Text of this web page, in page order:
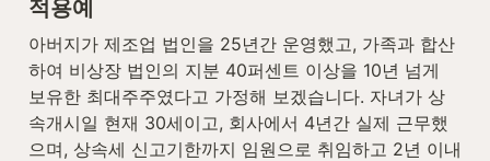
적용예
아버지가 제조업 법인을 25년간 운영했고, 가족과 합산
하여 비상장 법인의 지분 40퍼센트 이상을 10년 넘게
보유한 최대주주였다고 가정해 보겠습니다. 자녀가 상
속개시일 현재 30세이고, 회사에서 4년간 실제 근무했
으며, 상속세 신고기한까지 임원으로 취임하고 2년 이내